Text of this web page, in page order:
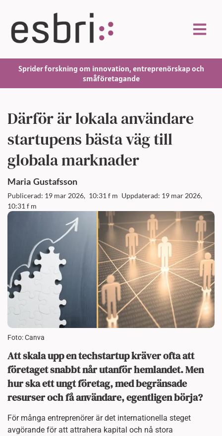
Sprider forskning om innovation, entreprenörskap och
småföretagande
Därför är lokala användare
startupens bästa väg till
globala marknader
Maria Gustafsson
Publicerad: 19 mar 2026, 10:31 f m Uppdaterad: 19 mar 2026,
10:31 f m
Foto: Canva
Att skala upp en techstartup kräver ofta att
företaget snabbt når utanför hemlandet. Men
hur ska ett ungt företag, med begränsade
resurser och få användare, egentligen börja?
För många entreprenörer är det internationella steget
avgörande för att attrahera kapital och nå stora